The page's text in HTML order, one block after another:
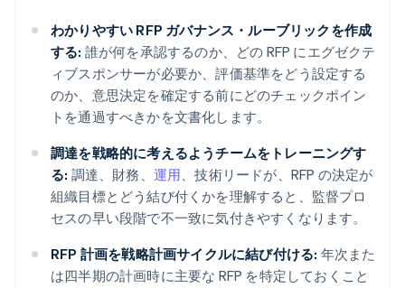
わかりやすい RFP ガバナンス・ルーブリックを作成
する: 誰が何を承認するのか、どの RFP にエグゼクテ
ィブスポンサーが必要か、評価基準をどう設定する
のか、意思決定を確定する前にどのチェックポイン
トを通過すべきかを文書化します。
調達を戦略的に考えるようチームをトレーニングす
る: 調達、財務、 運用、技術リードが、RFP の決定が
組織目標とどう結び付くかを理解すると、監督プロ
セスの早い段階で不一致に気付きやすくなります。
RFP 計画を戦略計画サイクルに結び付ける: 年次また
は四半期の計画時に主要な RFP を特定しておくこと